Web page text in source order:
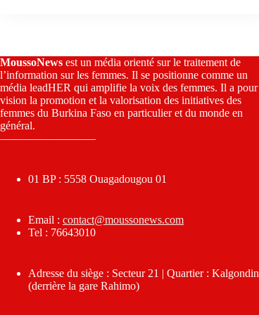
MoussoNews est un média orienté sur le traitement de
l’information sur les femmes. Il se positionne comme un
média leadHER qui amplifie la voix des femmes. Il a pour
vision la promotion et la valorisation des initiatives des
femmes du Burkina Faso en particulier et du monde en
général.
————————–
01 BP : 5558 Ouagadougou 01
Email : contact@moussonews.com
Tel : 76643010
Adresse du siège : Secteur 21 | Quartier : Kalgondin
(derrière la gare Rahimo)